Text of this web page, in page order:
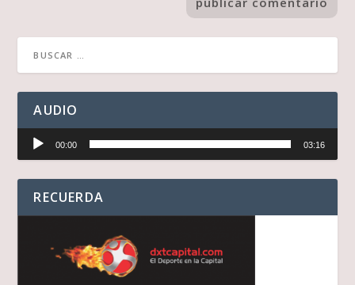
AUDIO
audio
00:00 03:16
RECUERDA